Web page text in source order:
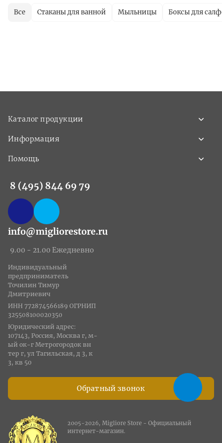
Все Стаканы для ванной Мыльницы Боксы для
Каталог продукции
Информация
Помощь
8 (495) 844 69 79
info@migliorestore.ru
9.00 - 21.00 Ежедневно
Обратный звонок
Индивидуальный
предприниматель
Точилин Тимур
Дмитриевич
ИНН 772874566189 ОГРНИП
325508100020350
Юридический адрес:
107143, Россия, Москва г, м-
ый ок-г Метрогородок вн
тер г, ул Тагильская, д 3, к
3, кв 50
2005-2026, Migliore Store - Официальный
интернет-магазин.